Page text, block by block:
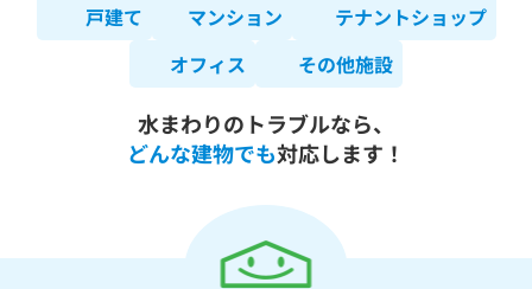
戸建て マンション
テナントショップ
オフィス
その他施設
水まわりのトラブルなら、
どんな建物でも対応します！